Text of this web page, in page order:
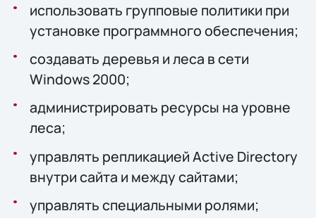
использовать групповые политики при
установке программного обеспечения;
создавать деревья и леса в сети
Windows 2000;
администрировать ресурсы на уровне
леса;
управлять репликацией Active Directory
внутри сайта и между сайтами;
управлять специальными ролями;